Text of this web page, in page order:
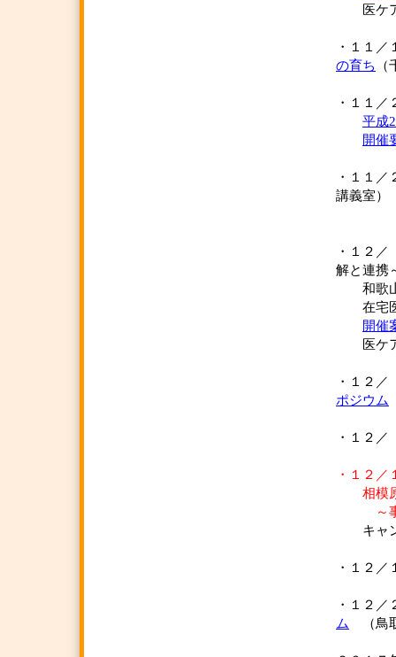
医ケア
・１１
の育ち
・１１／
平成
開催
・１１
講義室
・１２
解と連携
和歌山
在宅医
開催
医ケア
・１
ポジウム
・１２
・１２
相模原
～事件
キャン
・１２
・１２
ム
（鳥